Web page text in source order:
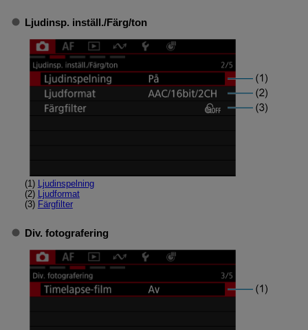
Ljudinsp. inställ./Färg/ton
(1) Ljudinspelning
(2) Ljudformat
(3) Färgfilter
Div. fotografering